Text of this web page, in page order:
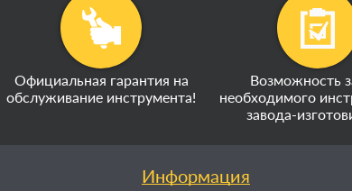
Официальная гарантия на
обслуживание инструмента!
Возможность
необходимого
завода-
Информация